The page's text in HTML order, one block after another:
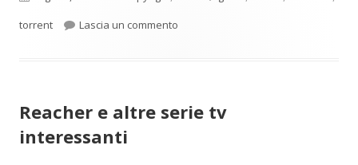
torrent
Lascia un commento
Reacher e altre serie tv
interessanti